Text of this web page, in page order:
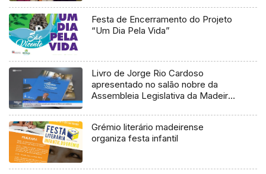
Festa de Encerramento do Projeto
“Um Dia Pela Vida”
Livro de Jorge Rio Cardoso
apresentado no salão nobre da
Assembleia Legislativa da Madeira
Grémio literário madeirense
organiza festa infantil